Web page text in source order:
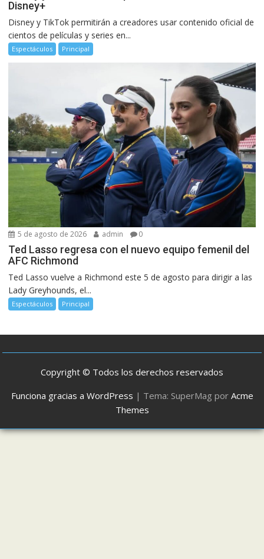
Disney+
Disney y TikTok permitirán a creadores usar contenido oficial de
cientos de películas y series en...
Espectáculos Principal
5 de agosto de 2026 admin 0
Ted Lasso regresa con el nuevo equipo femenil del
AFC Richmond
Ted Lasso vuelve a Richmond este 5 de agosto para dirigir a las
Lady Greyhounds, el...
Espectáculos Principal
Copyright © Todos los derechos reservados
Funciona gracias a WordPress | Tema: SuperMag por Acme
Themes